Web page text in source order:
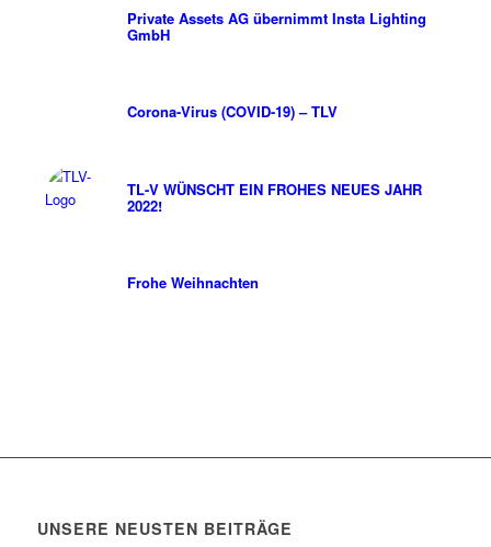
Private Assets AG übernimmt Insta Lighting
GmbH
Corona-Virus (COVID-19) – TLV
TL-V WÜNSCHT EIN FROHES NEUES JAHR
2022!
Frohe Weihnachten
UNSERE NEUSTEN BEITRÄGE